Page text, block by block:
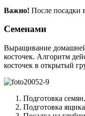
Важно! После посадки
Семенами
Выращивание
косточек. Алгоритм
косточек в открытый
Подготовка семян.
Подготовка